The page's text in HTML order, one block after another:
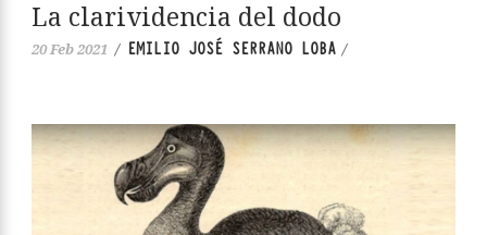
La clarividencia del dodo
20 Feb 2021 / EMILIO JOSÉ SERRANO LOBA /